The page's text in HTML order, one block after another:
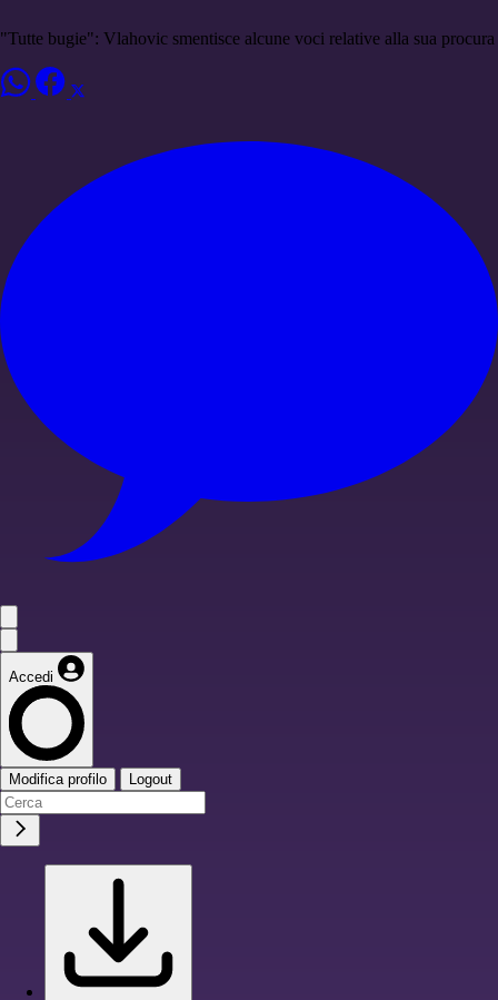
"Tutte bugie": Vlahovic smentisce alcune voci relative alla sua procura
Accedi
Modifica profilo Logout